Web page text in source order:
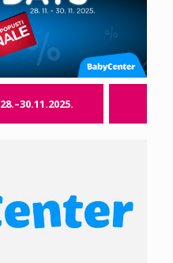
28.–30.11.2025.